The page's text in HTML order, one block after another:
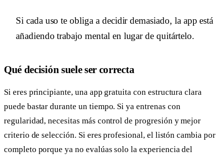
Si cada uso te obliga a decidir demasiado, la app está
añadiendo trabajo mental en lugar de quitártelo.
Qué decisión suele ser correcta
Si eres principiante, una app gratuita con estructura clara
puede bastar durante un tiempo. Si ya entrenas con
regularidad, necesitas más control de progresión y mejor
criterio de selección. Si eres profesional, el listón cambia por
completo porque ya no evalúas solo la experiencia del